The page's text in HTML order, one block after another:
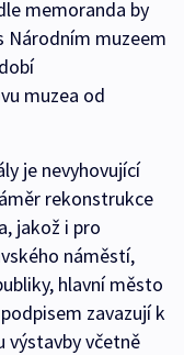
memoranda by
Národním muzeem
muzea od
je nevyhovující
rekonstrukce
jakož i pro
náměstí,
hlavní město
zavazují k
výstavby včetně